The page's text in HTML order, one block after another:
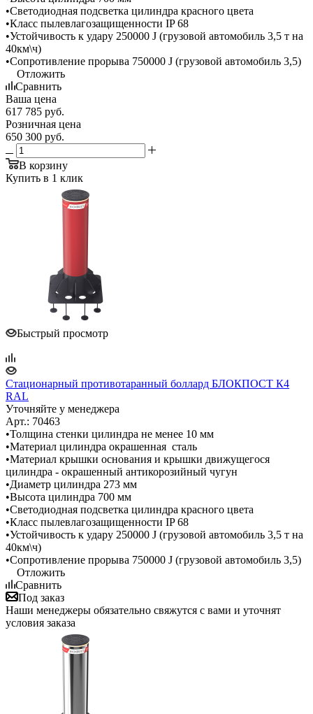
•Светодиодная подсветка цилиндра красного цвета
•Класс пылевлагозащищенности IP 68
•Устойчивость к удару 250000 J (грузовой автомобиль 3,5 т на
40км\ч)
•Сопротивление прорыва 750000 J (грузовой автомобиль 3,5)
Отложить
Сравнить
Ваша цена
617 785 руб.
Розничная цена
650 300 руб.
В корзину
Купить в 1 клик
Быстрый просмотр
Стационарный противотаранный боллард БЛОКПОСТ К4
RAL
Уточняйте у менеджера
Арт.: 70463
•Толщина стенки цилиндра не менее 10 мм
•Материал цилиндра окрашенная сталь
•Материал крышки основания и крышки движущегося
цилиндра - окрашенный антикорозийный чугун
•Диаметр цилиндра 273 мм
•Высота цилиндра 700 мм
•Светодиодная подсветка цилиндра красного цвета
•Класс пылевлагозащищенности IP 68
•Устойчивость к удару 250000 J (грузовой автомобиль 3,5 т на
40км\ч)
•Сопротивление прорыва 750000 J (грузовой автомобиль 3,5)
Отложить
Сравнить
Под заказ
Наши менеджеры обязательно свяжутся с вами и уточнят
условия заказа